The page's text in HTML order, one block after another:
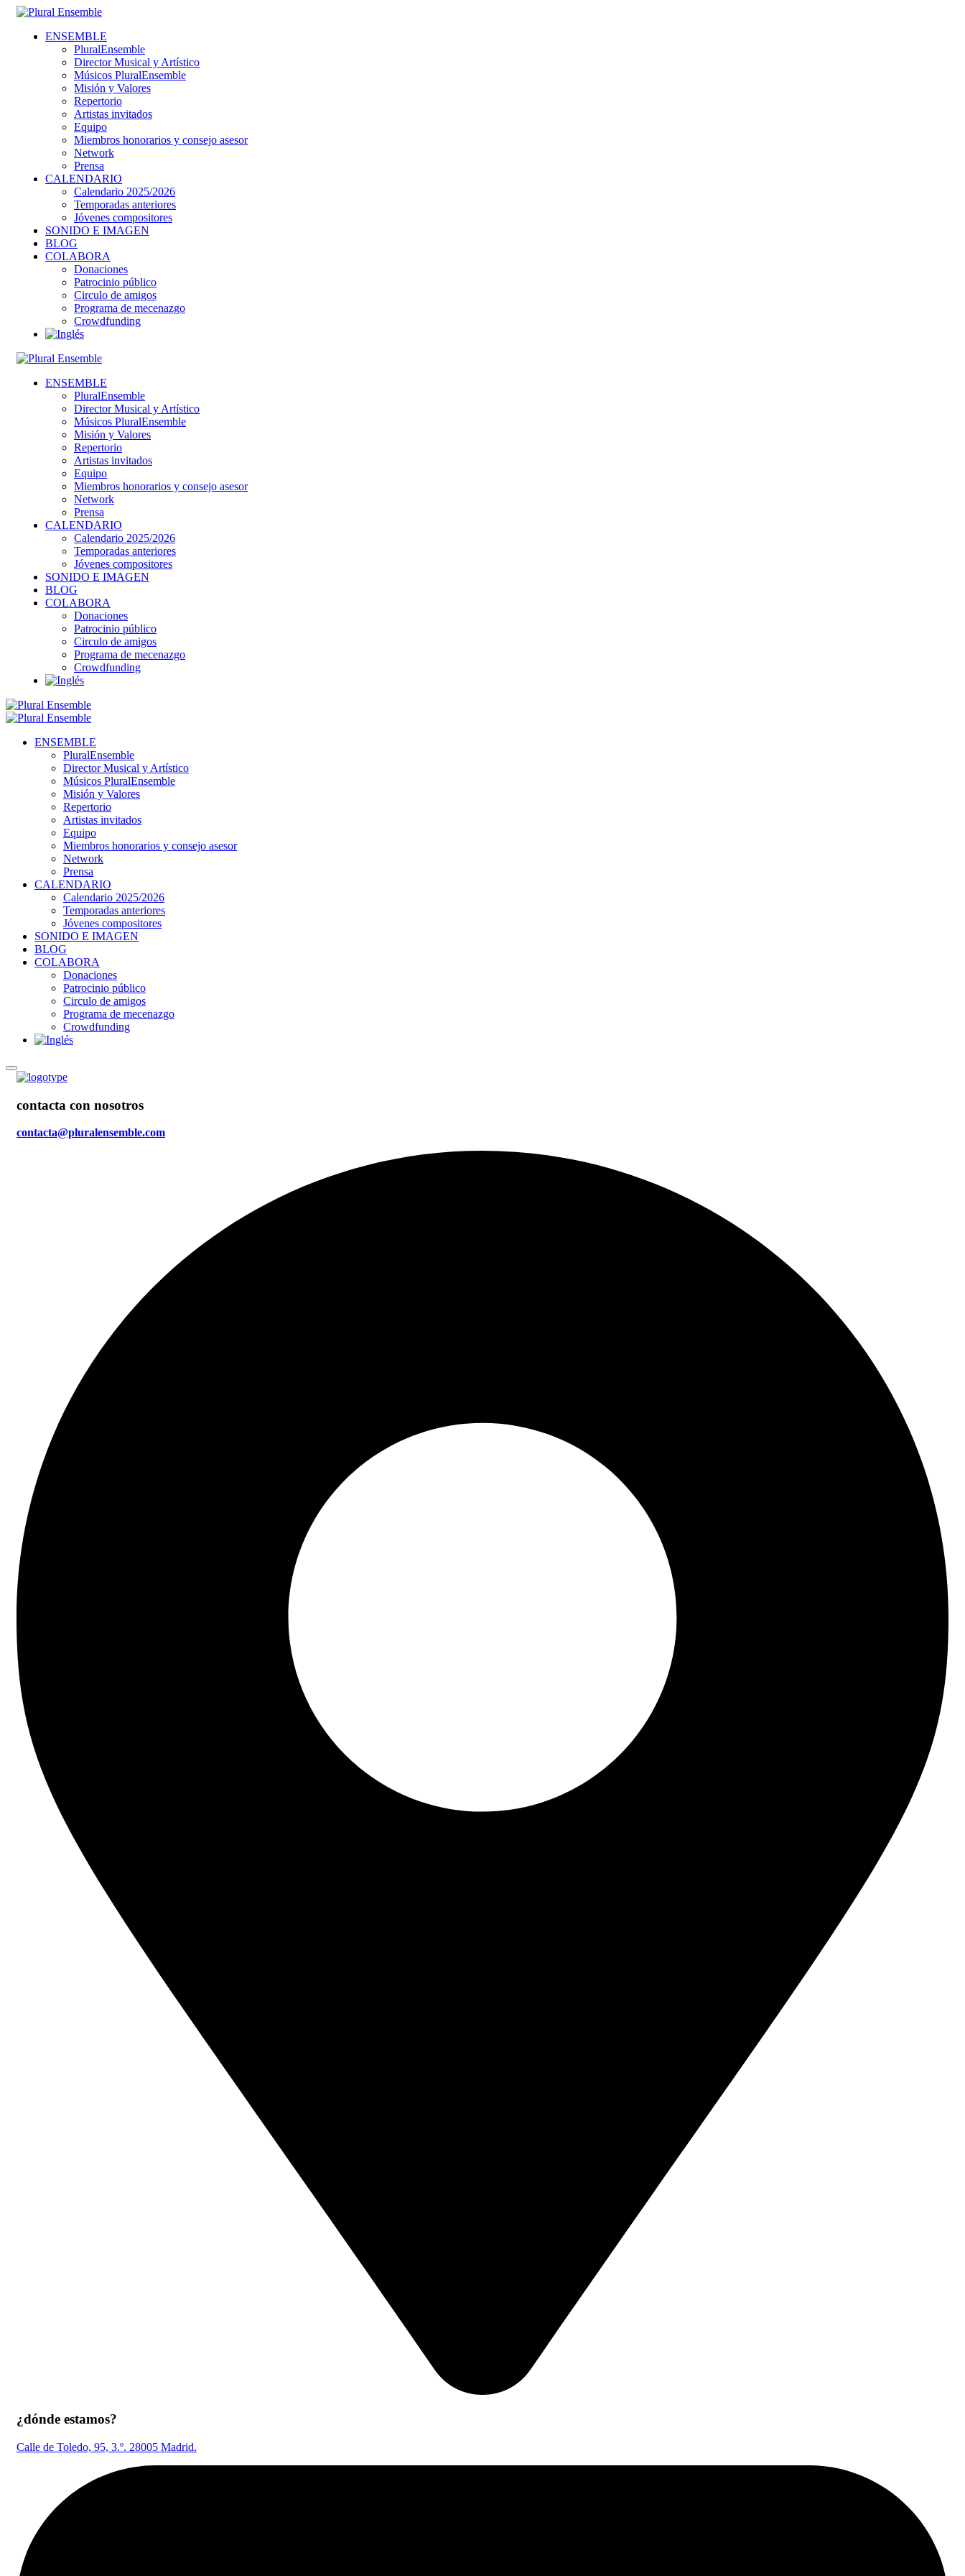
ENSEMBLE
PluralEnsemble
Director Musical y Artístico
Músicos PluralEnsemble
Misión y Valores
Repertorio
Artistas invitados
Equipo
Miembros honorarios y consejo asesor
Network
Prensa
CALENDARIO
Calendario 2025/2026
Temporadas anteriores
Jóvenes compositores
SONIDO E IMAGEN
BLOG
COLABORA
Donaciones
Patrocinio público
Circulo de amigos
Programa de mecenazgo
Crowdfunding
ENSEMBLE
PluralEnsemble
Director Musical y Artístico
Músicos PluralEnsemble
Misión y Valores
Repertorio
Artistas invitados
Equipo
Miembros honorarios y consejo asesor
Network
Prensa
CALENDARIO
Calendario 2025/2026
Temporadas anteriores
Jóvenes compositores
SONIDO E IMAGEN
BLOG
COLABORA
Donaciones
Patrocinio público
Circulo de amigos
Programa de mecenazgo
Crowdfunding
ENSEMBLE
PluralEnsemble
Director Musical y Artístico
Músicos PluralEnsemble
Misión y Valores
Repertorio
Artistas invitados
Equipo
Miembros honorarios y consejo asesor
Network
Prensa
CALENDARIO
Calendario 2025/2026
Temporadas anteriores
Jóvenes compositores
SONIDO E IMAGEN
BLOG
COLABORA
Donaciones
Patrocinio público
Circulo de amigos
Programa de mecenazgo
Crowdfunding
contacta con nosotros
contacta@pluralensemble.com
¿dónde estamos?
Calle de Toledo, 95, 3.º. 28005 Madrid.